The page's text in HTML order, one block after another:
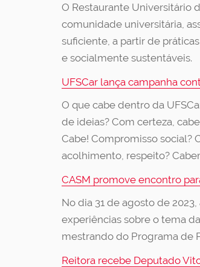
O Restaurante Universitário
comunidade universitária,
suficiente, a partir de
e socialmente sustentáveis.
UFSCar lança campanha
O que cabe dentro da
de ideias? Com certeza,
Cabe! Compromisso social?
acolhimento, respeito?
CASM promove encontro
No dia 31 de agosto de
experiências sobre o tema
mestrando do Programa de
Reitora recebe Deputado